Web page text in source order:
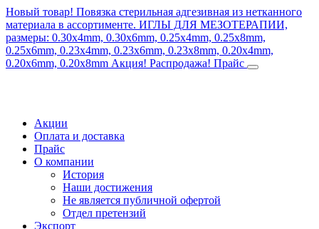
Новый товар! Повязка стерильная адгезивная из нетканного
материала в ассортименте. ИГЛЫ ДЛЯ МЕЗОТЕРАПИИ,
размеры: 0.30x4mm, 0.30x6mm, 0.25x4mm, 0.25x8mm,
0.25x6mm, 0.23x4mm, 0.23x6mm, 0.23x8mm, 0.20x4mm,
0.20x6mm, 0.20x8mm Акция! Распродажа! Прайс
Акции
Оплата и доставка
Прайс
О компании
История
Наши достижения
Не является публичной офертой
Отдел претензий
Экспорт